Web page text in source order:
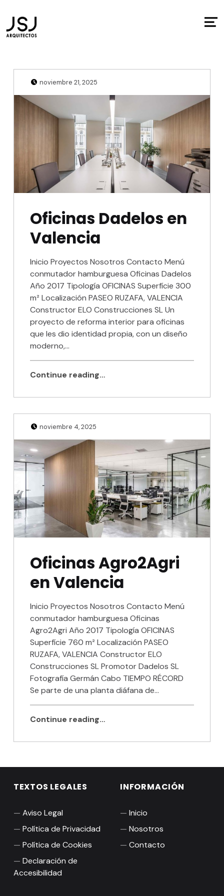
Categoría:Oficinas
Oficinas Dadelos en
Valencia
Inicio Proyectos Nosotros Contacto Menú
conmutador hamburguesa Oficinas Dadelos
Año 2017 Tipología OFICINAS Superfície 300
m² Localización PASEO RUZAFA, VALENCIA
Constructor ELO Construcciones SL Un
proyecto de reforma interior para oficinas
que les dio identidad propia, con un diseño
moderno,…
Continue reading…
Posted on:
noviembre 21, 2025
Oficinas Agro2Agri
en Valencia
Inicio Proyectos Nosotros Contacto Menú
conmutador hamburguesa Oficinas
Agro2Agri Año 2017 Tipología OFICINAS
Superfície 760 m² Localización PASEO
RUZAFA, VALENCIA Constructor ELO
Construcciones SL Promotor Dadelos SL
Fotografía Germán Cabo TIEMPO RÉCORD
Se parte de una planta diáfana de…
Continue reading…
Posted on:
noviembre 4, 2025
TEXTOS LEGALES
Aviso Legal
Política de Privacidad
Política de Cookies
Declaración de
Accesibilidad
INFORMACIÓN
Inicio
Nosotros
Contacto